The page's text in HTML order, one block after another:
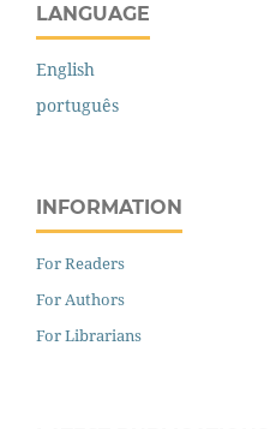
LANGUAGE
English
português
INFORMATION
For Readers
For Authors
For Librarians